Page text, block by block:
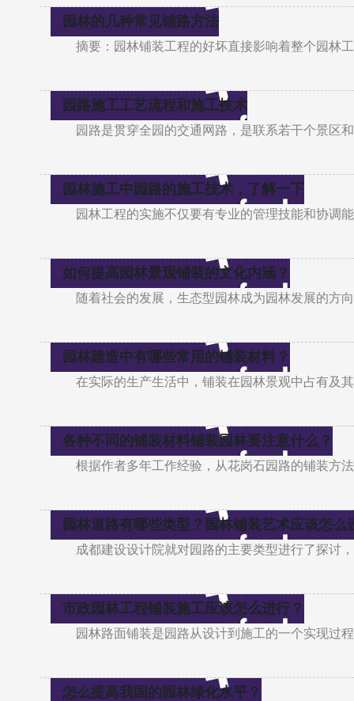
园林的几种常见铺路方法
摘要：园林铺装工程的好坏直接影响着整个园林
园路施工工艺流程和施工技术
园路是贯穿全园的交通网路，是联系若干个景区
园林施工中园路的施工技术，了解一下
园林工程的实施不仅要有专业的管理技能和协调
如何提高园林景观铺装的文化内涵？
随着社会的发展，生态型园林成为园林发展的方
园林建造中有哪些常用的铺装材料？
在实际的生产生活中，铺装在园林景观中占有及
各种不同的铺装材料铺装园林要注意什么？
根据作者多年工作经验，从花岗石园路的铺装方
园林道路有哪些类型？园林铺装艺术应该怎么
成都建设设计院就对园路的主要类型进行了探讨
市政园林工程铺装施工应该怎么进行？
园林路面铺装是园路从设计到施工的一个实现过
怎么提高我国的园林绿化水平？